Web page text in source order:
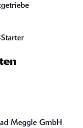
Starter
Meggle GmbH